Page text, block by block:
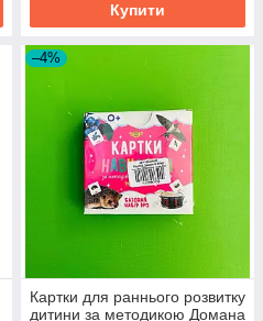
Купити
–4%
Картки для раннього розвитку
дитини за методикою Домана